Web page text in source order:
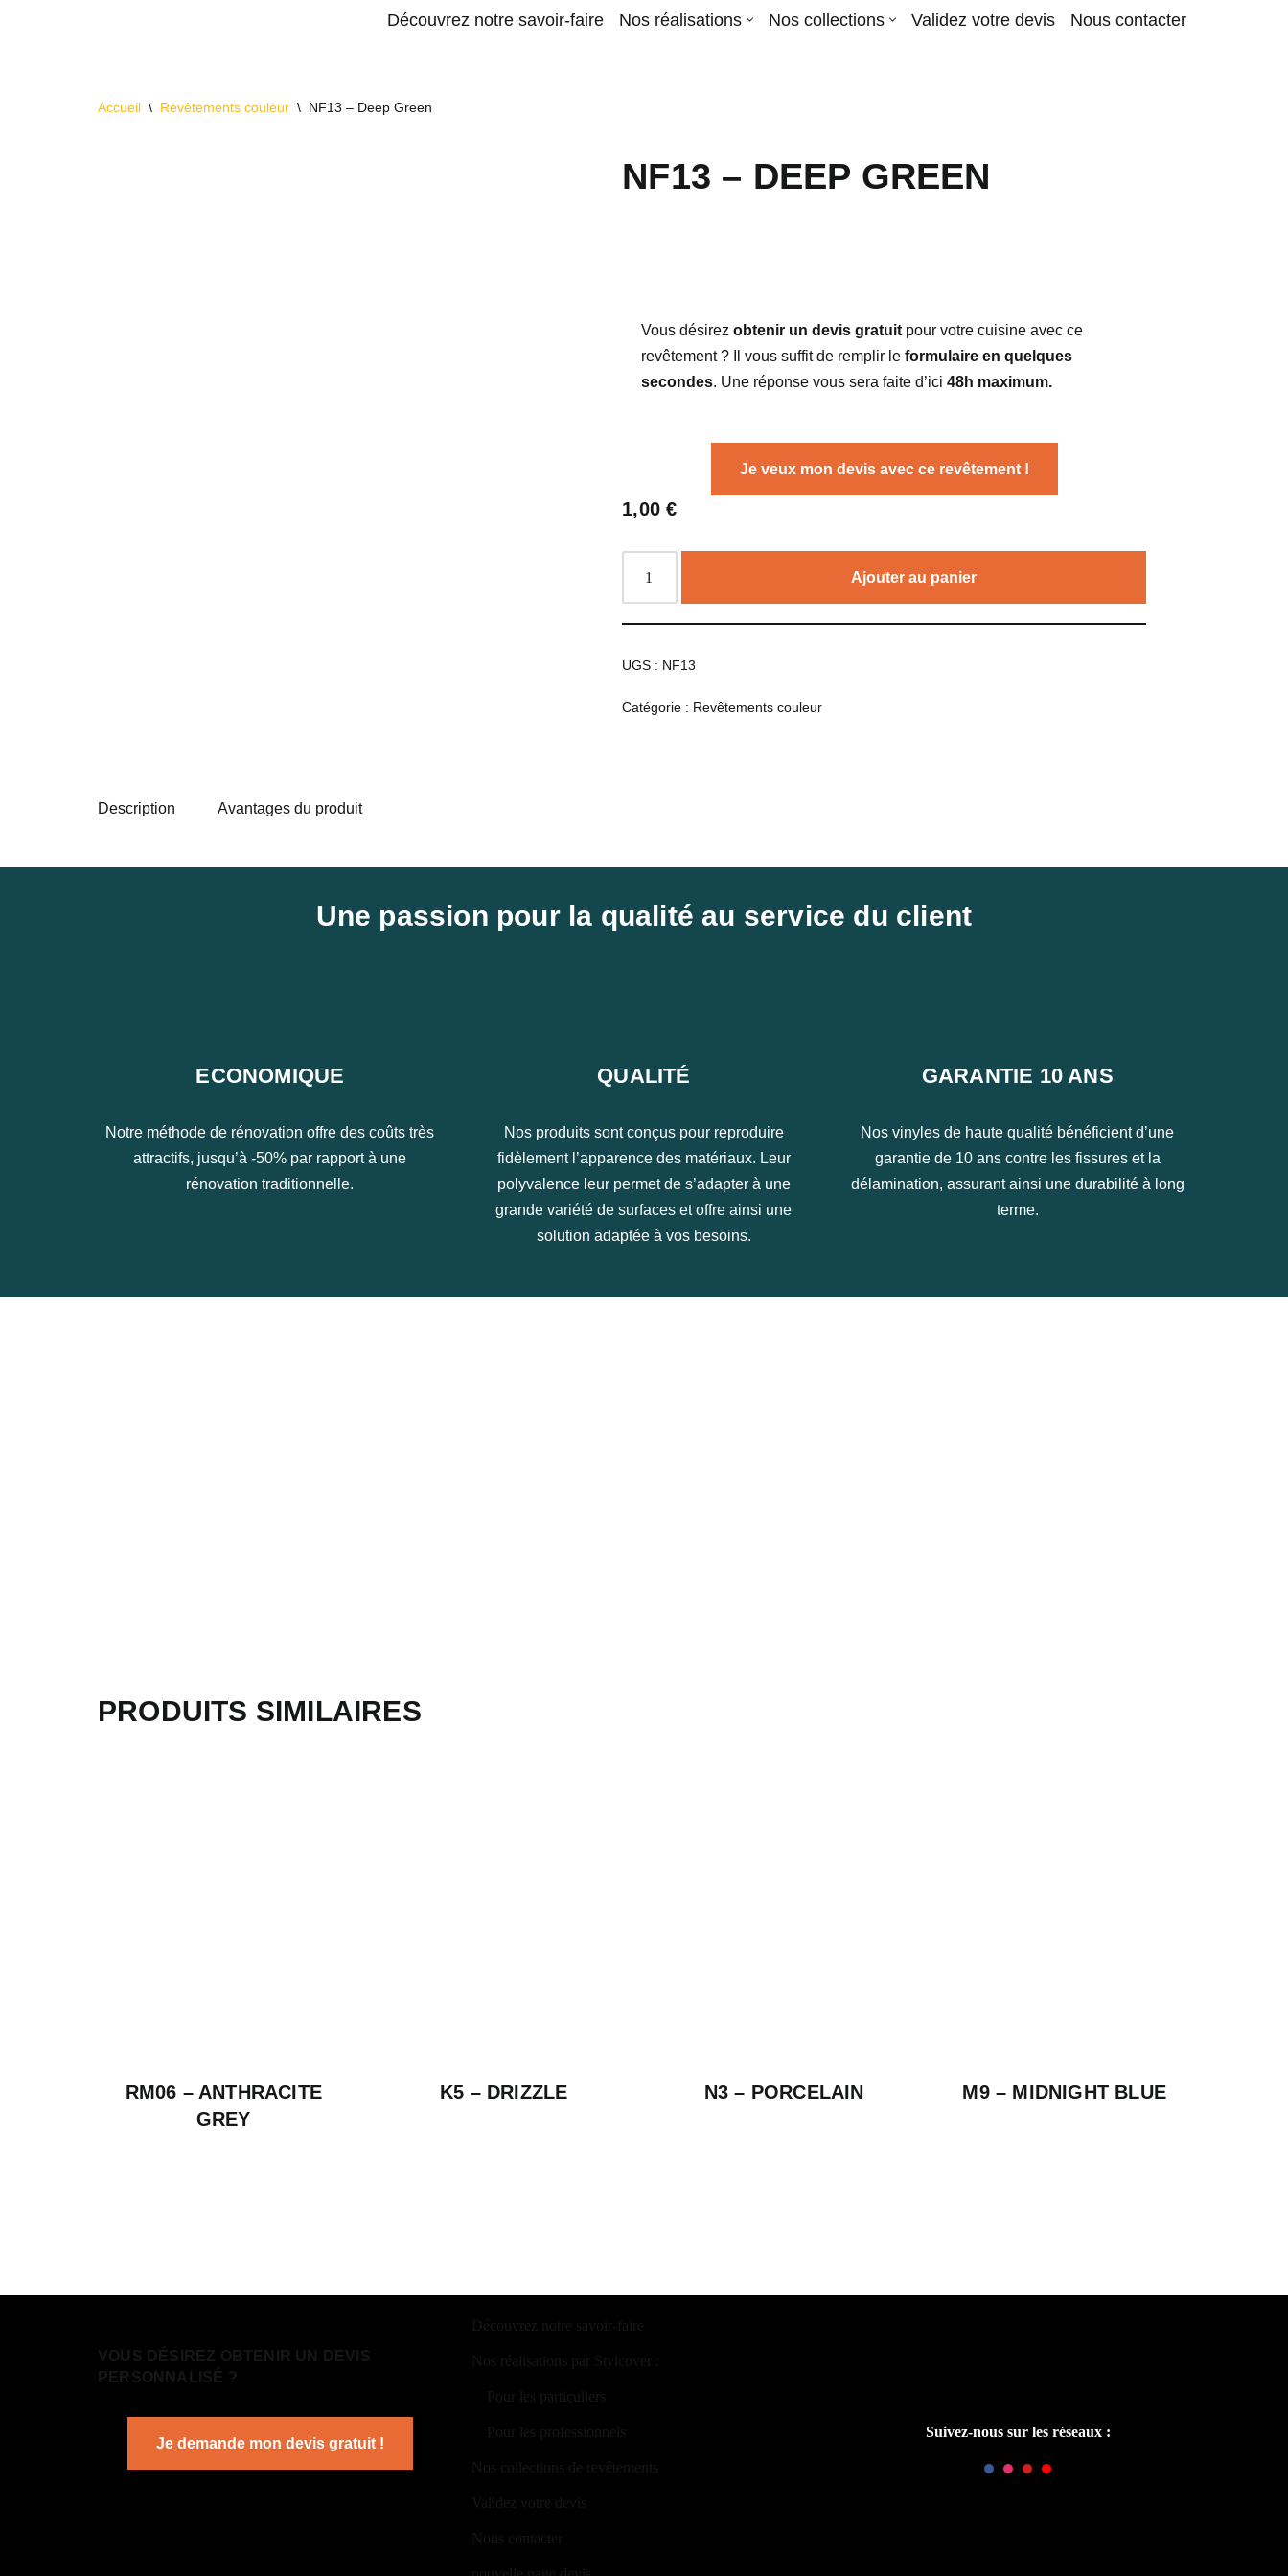
Découvrez notre savoir-faire Nos réalisations Nos collections Validez votre devis Nous contacter
Accueil \ Revêtements couleur \ NF13 – Deep Green
NF13 – DEEP GREEN
Vous désirezobtenir un devis gratuit pour votre cuisine avec ce
revêtement ? Il vous suffit de remplir leformulaire en quelques
secondes. Une réponse vous sera faite d’ici48h maximum.
Je veux mon devis avec ce revêtement !
1,00€
Ajouter au panier
UGS : NF13
Catégorie : Revêtements couleur
Description Avantages du produit
Une passion pour la qualité au service du client
ECONOMIQUE
Notre méthode de rénovation offre des coûts très
attractifs, jusqu’à -50% par rapport à une
rénovation traditionnelle.
QUALITÉ
Nos produits sont conçus pour reproduire
fidèlement l’apparence des matériaux. Leur
polyvalence leur permet de s’adapter à une
grande variété de surfaces et offre ainsi une
solution adaptée à vos besoins.
GARANTIE 10 ANS
Nos vinyles de haute qualité bénéficient d’une
garantie de 10 ans contre les fissures et la
délamination, assurant ainsi une durabilité à long
terme.
PRODUITS SIMILAIRES
RM06 – ANTHRACITE
GREY
K5 – DRIZZLE N3 – PORCELAIN M9 – MIDNIGHT BLUE
VOUS DÉSIREZ OBTENIR UN DEVIS
PERSONNALISÉ ?
Je demande mon devis gratuit !
Découvrez notre savoir-faire
Nos réalisations par Stylcover :
‎ ‎ ‎ ‎ Pour les particuliers
‎ ‎ ‎ ‎ Pour les professionnels
Nos collections de revêtements
Validez votre devis
Nous contacter
Suivez-nous sur les réseaux :